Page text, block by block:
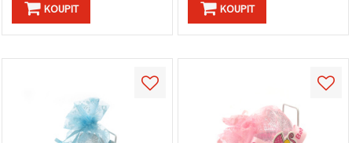
KOUPIT KOUPIT